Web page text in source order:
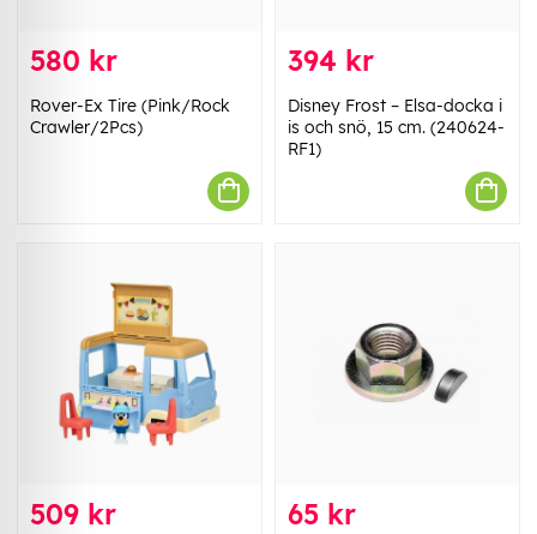
580 kr
Rover-Ex Tire (Pink/Rock
Crawler/2Pcs)
394 kr
Disney Frost – Elsa-docka i
is och snö, 15 cm. (240624-
RF1)
509 kr 65 kr